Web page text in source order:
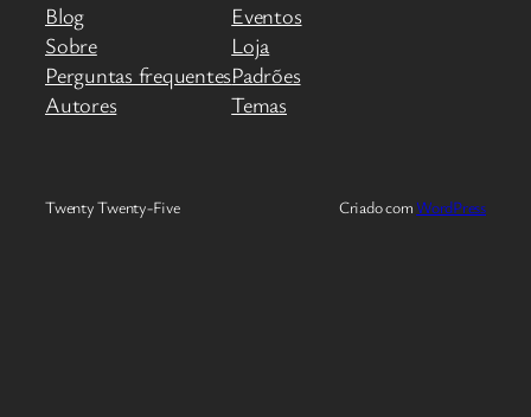
Blog
Sobre
Perguntas frequentes
Autores
Eventos
Loja
Padrões
Temas
Twenty Twenty-Five Criado com WordPress